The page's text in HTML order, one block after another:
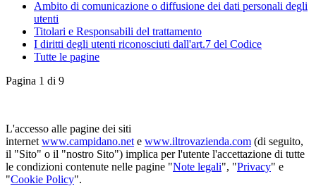
Ambito di comunicazione o diffusione dei dati personali degli
utenti
Titolari e Responsabili del trattamento
I diritti degli utenti riconosciuti dall'art.7 del Codice
Tutte le pagine
Pagina 1 di 9
L'accesso alle pagine dei siti
internet www.campidano.net e www.iltrovazienda.com (di seguito,
il "Sito" o il "nostro Sito") implica per l'utente l'accettazione di tutte
le condizioni contenute nelle pagine "Note legali", "Privacy" e
"Cookie Policy".